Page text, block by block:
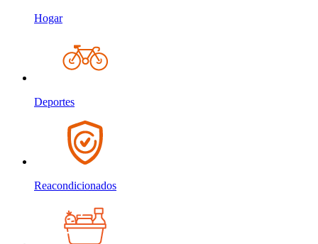
Hogar
Deportes
Reacondicionados